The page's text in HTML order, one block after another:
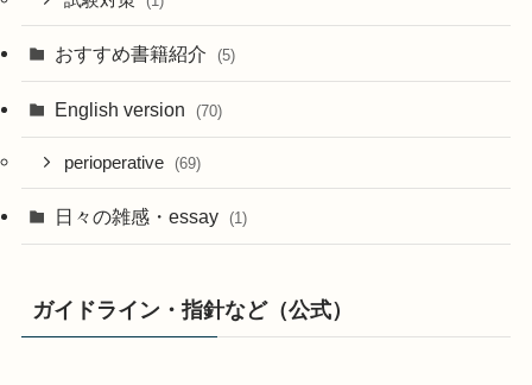
おすすめ書籍紹介 (5)
English version (70)
perioperative (69)
日々の雑感・essay (1)
ガイドライン・指針など（公式）